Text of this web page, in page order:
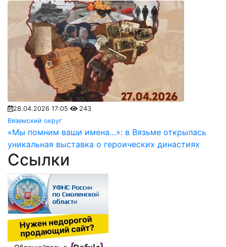
28.04.2026 17:05
243
Вяземский округ
«Мы помним ваши имена…»: в Вязьме открылась
уникальная выставка о героических династиях
Ссылки